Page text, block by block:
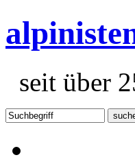
seit über